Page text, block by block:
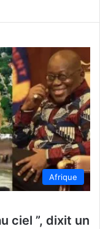
Afrique
ciel ”, dixit un